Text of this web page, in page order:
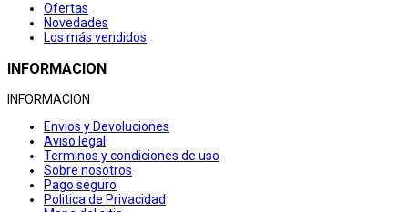
Ofertas
Novedades
Los más vendidos
INFORMACION
INFORMACION
Envios y Devoluciones
Aviso legal
Terminos y condiciones de uso
Sobre nosotros
Pago seguro
Politica de Privacidad